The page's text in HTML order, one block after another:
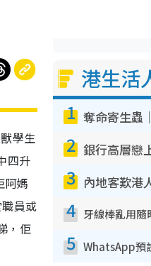
學生
四升
阿媽
員或
，佢
港生活
1
2
3
4
5